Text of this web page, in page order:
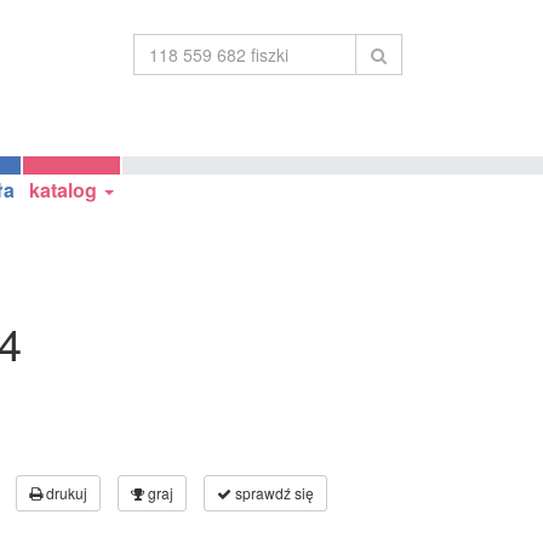
katalog
drukuj graj sprawdź się